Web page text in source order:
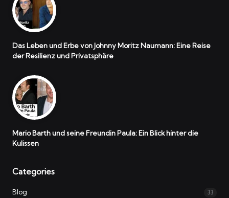
Das Leben und Erbe von Johnny Moritz Naumann: Eine Reise
der Resilienz und Privatsphäre
Mario Barth und seine Freundin Paula: Ein Blick hinter die
Kulissen
Categories
Blog 33